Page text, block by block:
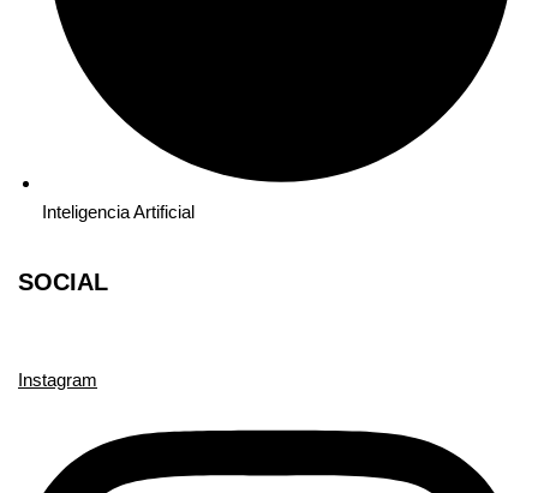
Inteligencia Artificial
SOCIAL
Instagram